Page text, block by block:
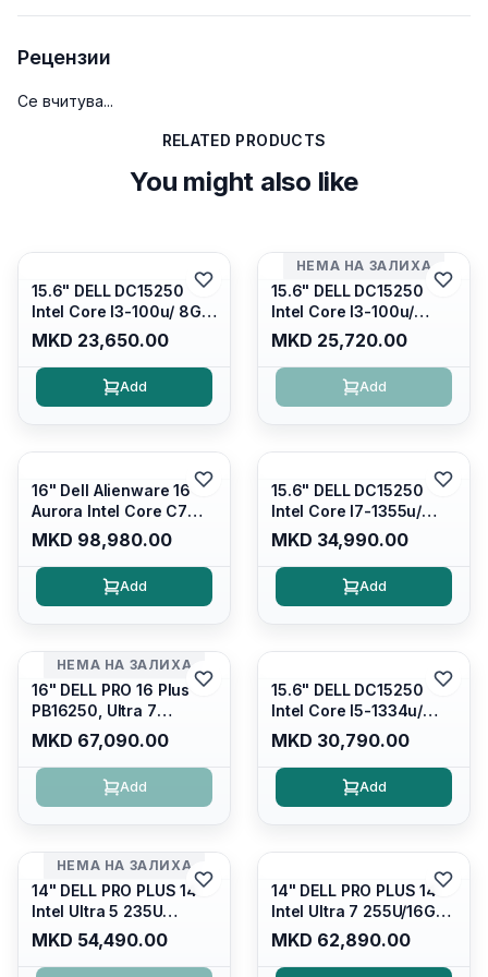
Рецензии
Се вчитува...
RELATED PRODUCTS
You might also like
15.6" DELL DC15250
Intel Core I3-100u/ 8GB
DDR4/ 512GB SSD M.2/
Iris Xe Graphics/ 120Hz
Anti-glare LED Display/
Backlit Kb/ Platinum
MKD 23,650.00
Add
НЕМА НА ЗАЛИХА
15.6" DELL DC15250
Intel Core I3-100u/
16GB DDR4/ 512GB SSD
M.2/ Iris Xe Graphics/
120Hz Anti-glare LED
Display/ Backlit Kb/
MKD 25,720.00
Add
16" Dell Alienware 16
Aurora Intel Core C7
240H /16GB RAM DDR5
5600mhz/ 1TB SSD M.2
Nvme/rtx4050 6GB/
Wqxga(2560x1600)
Win 11 Home/
MKD 98,980.00
Add
15.6" DELL DC15250
Intel Core I7-1355u/
16GB DDR4 / 512GB SSD
M.2 2230/ Intel UHD
Graphics/ 120Hz Anti-
glare FULLHD LED
MKD 34,990.00
Add
НЕМА НА ЗАЛИХА
16" DELL PRO 16 Plus
PB16250, Ultra 7
265U/16GB RAM (1x
16GB) 5600 Mhz DDR5/
512GB SSD M.2 Nvme/
/cam+mic,bt/backlit KB
MKD 67,090.00
Add
15.6" DELL DC15250
Intel Core I5-1334u/
16GB DDR4 (1x16gb
2666mhz)/ 512GB SSD
M.2 Nvme/ Intel UHD
Graphics/ 120Hz Anti-
MKD 30,790.00
Add
НЕМА НА ЗАЛИХА
14" DELL PRO PLUS 14
Intel Ultra 5 235U
Vpro/16gb RAM DDR5
5600mhz/ 512 GB SSD
M.2 Nvme
MKD 54,490.00
14" DELL PRO PLUS 14
Intel Ultra 7 255U/16GB
RAM DDR5 5600mhz/
512 GB SSD M.2 Nvme
2230/FULLHD+ (16:10)
MKD 62,890.00